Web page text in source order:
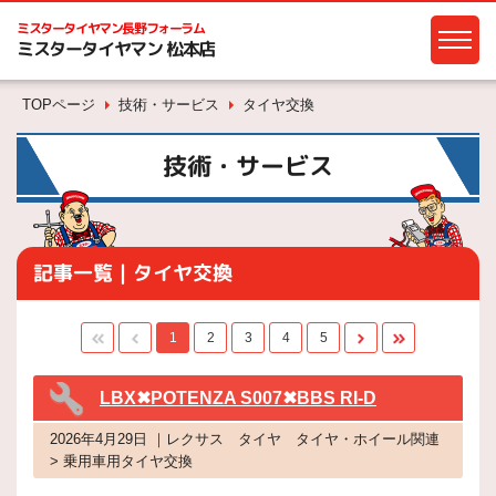
ミスタータイヤマン長野フォーラム
ミスタータイヤマン 松本店
TOPページ 技術・サービス タイヤ交換
技術・サービス
記事一覧｜タイヤ交換
1 2 3 4 5
LBX✖POTENZA S007✖BBS RI-D
2026年4月29日 ｜レクサス タイヤ タイヤ・ホイール関連
> 乗用車用タイヤ交換